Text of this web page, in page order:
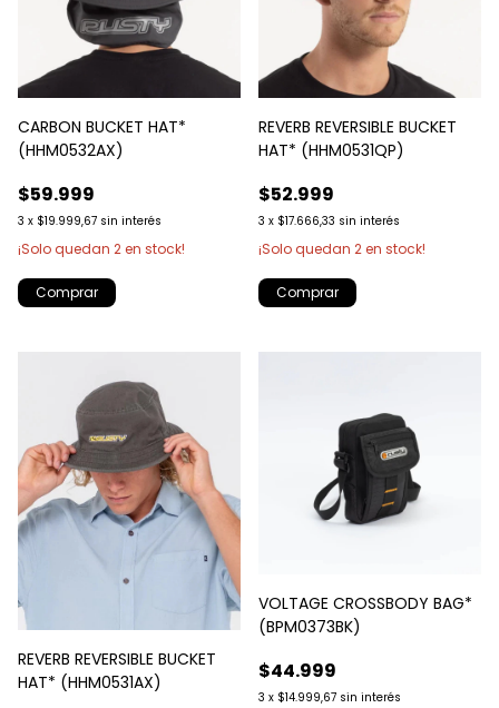
CARBON BUCKET HAT*
(HHM0532AX)
$59.999
3 x $19.999,67 sin interés
¡Solo quedan 2en stock!
Comprar
REVERB REVERSIBLE BUCKET
HAT* (HHM0531QP)
$52.999
3 x $17.666,33 sin interés
¡Solo quedan 2en stock!
Comprar
REVERB REVERSIBLE BUCKET
HAT* (HHM0531AX)
VOLTAGE CROSSBODY BAG*
(BPM0373BK)
$44.999
3 x $14.999,67 sin interés